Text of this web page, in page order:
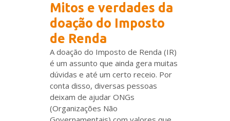
Mitos e verdades da
doação do Imposto
de Renda
A doação do Imposto de Renda (IR)
é um assunto que ainda gera muitas
dúvidas e até um certo receio. Por
conta disso, diversas pessoas
deixam de ajudar ONGs
(Organizações Não